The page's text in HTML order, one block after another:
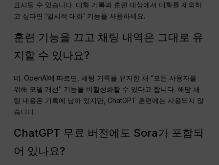
표시될 수 있습니다. 대화 기록과 훈련 대상에서 대화를 제외하
고 싶다면 ‘일시적 대화’ 기능을 사용하세요.
훈련 기능을 끄고 채팅 내역은 그대로 유
지할 수 있나요?
네. OpenAI에 따르면, 채팅 기록을 유지한 채 “모든 사용자를
위해 모델 개선” 기능을 비활성화할 수 있다고 합니다. 해당 채
팅 내용은 기록에 남아 있지만, ChatGPT 훈련에는 사용되지 않
습니다.
ChatGPT 무료 버전에도 Sora가 포함되
어 있나요?